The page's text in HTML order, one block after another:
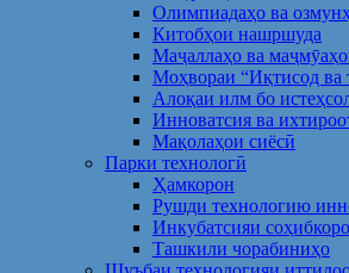
Олимпиадаҳо ва
Китобҳои нашршуда
Маҷаллаҳо ва
Моҳвораи “Иқтисод ва
Алоқаи илм бо
Инноватсия ва
Мақолаҳои сиёсӣ
Парки технологӣ
Ҳамкорон
Рушди технологию
Инкубатсияи
Ташкили чорабиниҳо